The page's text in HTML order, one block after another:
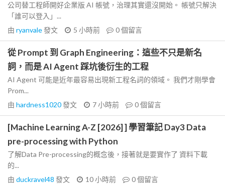
公司替工程師開好企業版 AI 帳號，治理其實還沒開始。 帳號只解決
「誰可以登入」...
由 ryanvale發文 5 小時前 0個留言
從 Prompt 到 Graph Engineering：這些不只是新名
詞，而是 AI Agent 踩坑後衍生的工程
AI Agent 可能是近年最容易出現新工程名詞的領域。 我們才剛學會
Prom...
由 hardness1020發文 7 小時前 0個留言
[Machine Learning A-Z [2026] ] 學習筆記 Day3 Data
pre-processing with Python
了解Data Pre-processing的概念後，接著就是要實作了 資料下載
的...
由 duckravel48 發文 10 小時前 0個留言